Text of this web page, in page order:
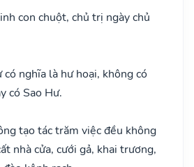
con chuột, chủ trị ngày chủ
có nghĩa là hư hoại, không có
có Sao Hư.
tạo tác trăm việc đều không
nhà cửa, cưới gả, khai trương,